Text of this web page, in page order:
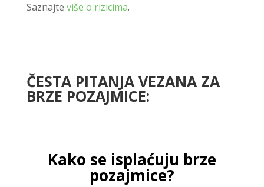
Saznajte više o rizicima.
ČESTA PITANJA VEZANA ZA
BRZE POZAJMICE:
Kako se isplaćuju brze
pozajmice?